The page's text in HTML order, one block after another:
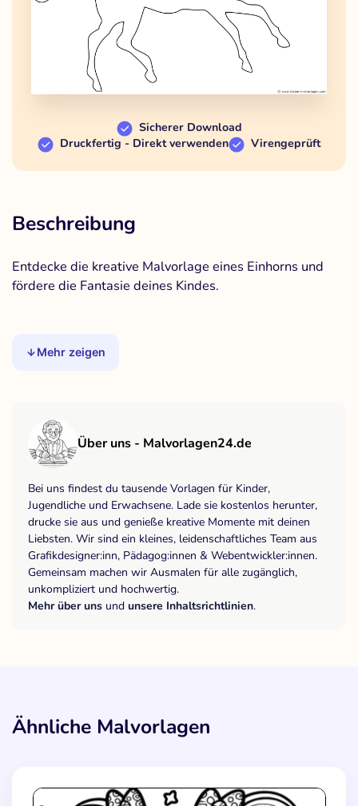
Sicherer Download
Druckfertig - Direkt verwenden
Virengeprüft
Beschreibung
Entdecke die kreative Malvorlage eines Einhorns und
fördere die Fantasie deines Kindes.
Mehr zeigen
Über uns - Malvorlagen24.de
Bei uns findest du tausende Vorlagen für Kinder,
Jugendliche und Erwachsene. Lade sie kostenlos herunter,
drucke sie aus und genieße kreative Momente mit deinen
Liebsten. Wir sind ein kleines, leidenschaftliches Team aus
Grafikdesigner:inn, Pädagog:innen & Webentwickler:innen.
Gemeinsam machen wir Ausmalen für alle zugänglich,
unkompliziert und hochwertig.
Mehr über uns und unsere Inhaltsrichtlinien.
Ähnliche Malvorlagen